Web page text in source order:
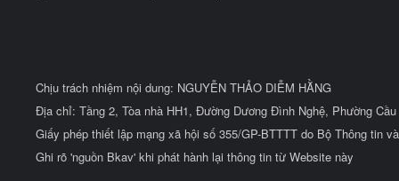
Chịu trách nhiệm nội dung: NGUYỄN THẢO DIỄM HẰNG
Địa chỉ: Tầng 2, Tòa nhà HH1, Đường Dương Đình Nghệ, Phường
Giấy phép thiết lập mạng xã hội số 355/GP-BTTTT do Bộ Thông tin
Ghi rõ 'nguồn Bkav' khi phát hành lại thông tin từ Website này